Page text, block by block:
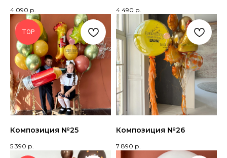
4 090 р. 4 490 р.
TOP
Композиция №25
5 390 р.
Композиция №26
7 890 р.
МЕНЮ
Доставка 24/7 Нижний Новгород, Бор.
Прием заказов 9-19:00
По любым вопросам или для
заказа свяжитесь с нами по
телефону или в соцсетях
Каталог
О нас